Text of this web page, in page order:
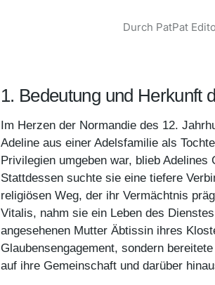
Durch PatPat
1. Bedeutung und Herkunft
Im Herzen der Normandie des 12.
Adeline aus einer Adelsfamilie als
Privilegien umgeben war, blieb
Stattdessen suchte sie eine tiefere
religiösen Weg, der ihr Vermächtnis
Vitalis, nahm sie ein Leben des
angesehenen Mutter Äbtissin ihres
Glaubensengagement, sondern
auf ihre Gemeinschaft und darüber